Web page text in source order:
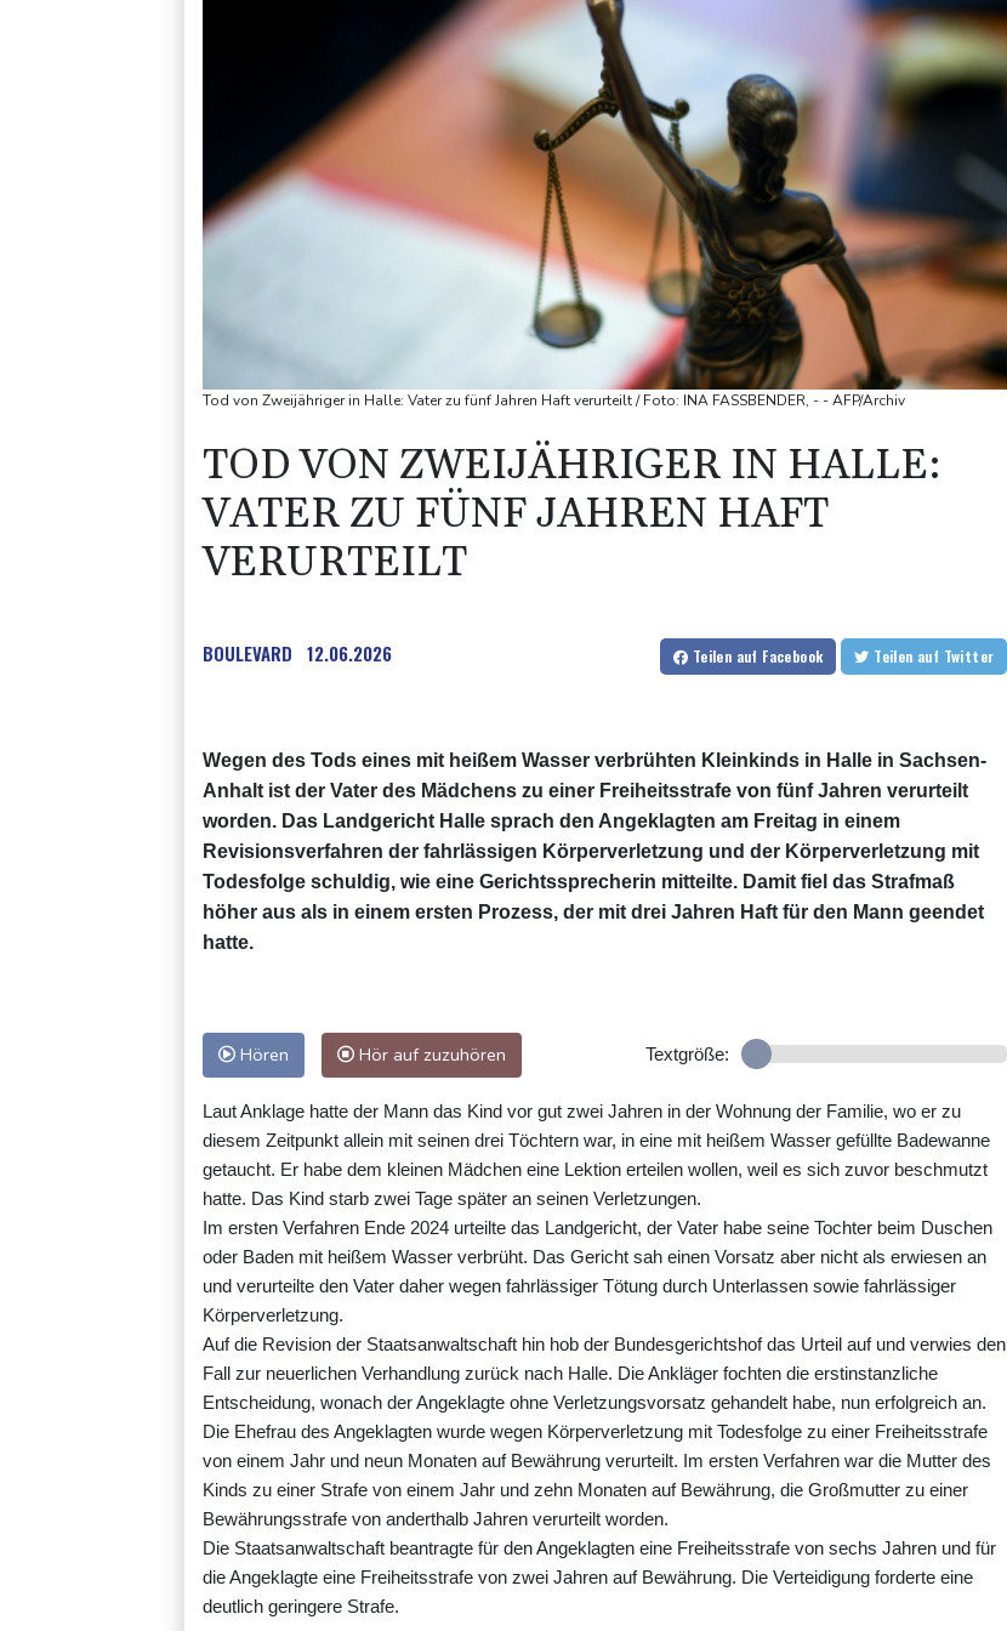
Tod von Zweijähriger in Halle: Vater zu fünf Jahren Haft verurteilt / Foto: INA FASSBENDER, - - AFP/Archiv
TOD VON ZWEIJÄHRIGER IN HALLE:
VATER ZU FÜNF JAHREN HAFT
VERURTEILT
BOULEVARD 12.06.2026 Teilen auf Facebook Teilen auf Twitter
Wegen des Tods eines mit heißem Wasser verbrühten Kleinkinds in Halle in Sachsen-
Anhalt ist der Vater des Mädchens zu einer Freiheitsstrafe von fünf Jahren verurteilt
worden. Das Landgericht Halle sprach den Angeklagten am Freitag in einem
Revisionsverfahren der fahrlässigen Körperverletzung und der Körperverletzung mit
Todesfolge schuldig, wie eine Gerichtssprecherin mitteilte. Damit fiel das Strafmaß
höher aus als in einem ersten Prozess, der mit drei Jahren Haft für den Mann geendet
hatte.
Hören Hör auf zuzuhören Textgröße:
Laut Anklage hatte der Mann das Kind vor gut zwei Jahren in der Wohnung der Familie, wo er zu
diesem Zeitpunkt allein mit seinen drei Töchtern war, in eine mit heißem Wasser gefüllte Badewanne
getaucht. Er habe dem kleinen Mädchen eine Lektion erteilen wollen, weil es sich zuvor beschmutzt
hatte. Das Kind starb zwei Tage später an seinen Verletzungen.
Im ersten Verfahren Ende 2024 urteilte das Landgericht, der Vater habe seine Tochter beim Duschen
oder Baden mit heißem Wasser verbrüht. Das Gericht sah einen Vorsatz aber nicht als erwiesen an
und verurteilte den Vater daher wegen fahrlässiger Tötung durch Unterlassen sowie fahrlässiger
Körperverletzung.
Auf die Revision der Staatsanwaltschaft hin hob der Bundesgerichtshof das Urteil auf und verwies den
Fall zur neuerlichen Verhandlung zurück nach Halle. Die Ankläger fochten die erstinstanzliche
Entscheidung, wonach der Angeklagte ohne Verletzungsvorsatz gehandelt habe, nun erfolgreich an.
Die Ehefrau des Angeklagten wurde wegen Körperverletzung mit Todesfolge zu einer Freiheitsstrafe
von einem Jahr und neun Monaten auf Bewährung verurteilt. Im ersten Verfahren war die Mutter des
Kinds zu einer Strafe von einem Jahr und zehn Monaten auf Bewährung, die Großmutter zu einer
Bewährungsstrafe von anderthalb Jahren verurteilt worden.
Die Staatsanwaltschaft beantragte für den Angeklagten eine Freiheitsstrafe von sechs Jahren und für
die Angeklagte eine Freiheitsstrafe von zwei Jahren auf Bewährung. Die Verteidigung forderte eine
deutlich geringere Strafe.